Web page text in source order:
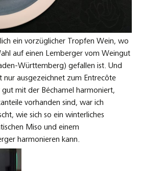
ein vorzüglicher Tropfen Wein, wo
auf einen Lemberger vom Weingut
Württemberg) gefallen ist. Und
nur ausgezeichnet zum Entrecôte
mit der Béchamel harmoniert,
vorhanden sind, war ich
wie sich so ein winterliches
Miso und einem
harmonieren kann.